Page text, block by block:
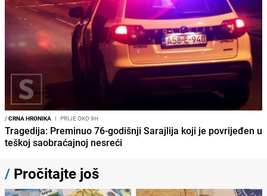
/CRNA HRONIKA I PRIJE OKO 9H
Tragedija: Preminuo 76-godišnji Sarajlija koji je povrijeđen u
teškoj saobraćajnoj nesreći
/ Pročitajte još